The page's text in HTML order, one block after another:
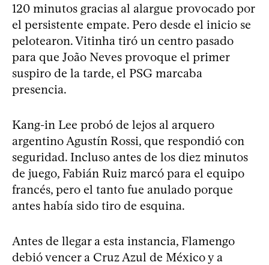
120 minutos gracias al alargue provocado por
el persistente empate. Pero desde el inicio se
pelotearon. Vitinha tiró un centro pasado
para que João Neves provoque el primer
suspiro de la tarde, el PSG marcaba
presencia.
Kang-in Lee probó de lejos al arquero
argentino Agustín Rossi, que respondió con
seguridad. Incluso antes de los diez minutos
de juego, Fabián Ruiz marcó para el equipo
francés, pero el tanto fue anulado porque
antes había sido tiro de esquina.
Antes de llegar a esta instancia, Flamengo
debió vencer a Cruz Azul de México y a